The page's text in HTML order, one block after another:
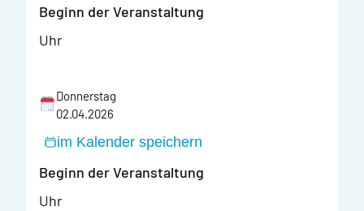
Beginn der Veranstaltung
Uhr
Donnerstag
02.04.2026
im Kalender speichern
Beginn der Veranstaltung
Uhr